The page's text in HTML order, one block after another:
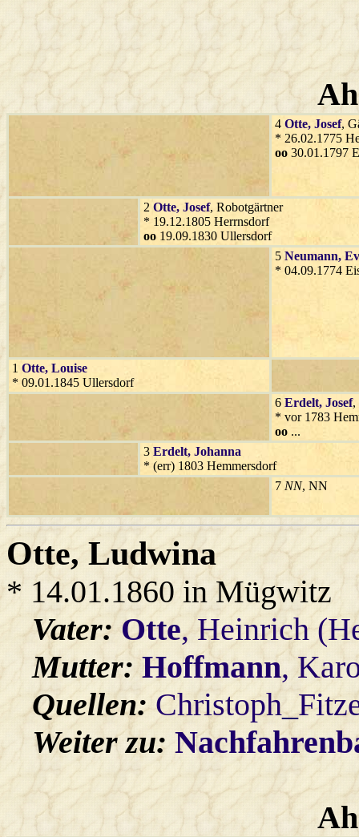
4 Otte, Josef,
* 26.02.1775
oo 30.01.1797
2 Otte, Josef, Robotgärtner
* 19.12.1805 Herrnsdorf
oo 19.09.1830 Ullersdorf
5 Neumann,
* 04.09.1774
1 Otte, Louise
* 09.01.1845 Ullersdorf
6 Erdelt, Josef,
* vor 1783
oo ...
3 Erdelt, Johanna
* (err) 1803 Hemmersdorf
7 NN, NN
Otte, Ludwina
* 14.01.1860 in Mügwitz
Vater:Otte, Heinrich
Mutter:Hoffmann,
Quellen:
Weiter zu: